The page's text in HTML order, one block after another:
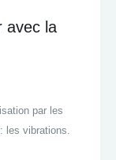
avec la
par les
les vibrations.